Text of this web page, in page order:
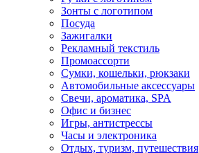
Зонты с логотипом
Посуда
Зажигалки
Рекламный текстиль
Промоассорти
Сумки, кошельки, рюкзаки
Автомобильные аксессуары
Свечи, ароматика, SPA
Офис и бизнес
Игры, антистрессы
Часы и электроника
Отдых, туризм, путешествия